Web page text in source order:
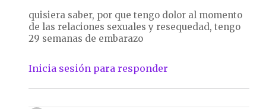
quisiera saber, por que tengo dolor al momento
de las relaciones sexuales y resequedad, tengo
29 semanas de embarazo
Inicia sesión para responder